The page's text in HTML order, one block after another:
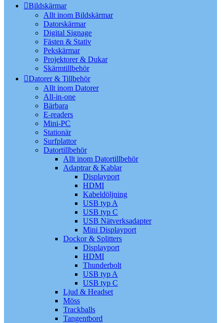
Bildskärmar
Allt inom Bildskärmar
Datorskärmar
Digital Signage
Fästen & Stativ
Pekskärmar
Projektorer & Dukar
Skärmtillbehör
Datorer & Tillbehör
Allt inom Datorer
All-in-one
Bärbara
E-readers
Mini-PC
Stationär
Surfplattor
Datortillbehör
Allt inom Datortillbehör
Adaptrar & Kablar
Displayport
HDMI
Kabeldöljning
USB typ A
USB typ C
USB Nätverksadapter
Mini Displayport
Dockor & Splitters
Displayport
HDMI
Thunderbolt
USB typ A
USB typ C
Ljud & Headset
Möss
Trackballs
Tangentbord